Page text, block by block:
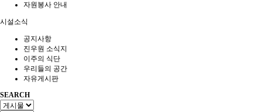
자원봉사 안내
시설소식
공지사항
진우원 소식지
이주의 식단
우리들의 공간
자유게시판
SEARCH